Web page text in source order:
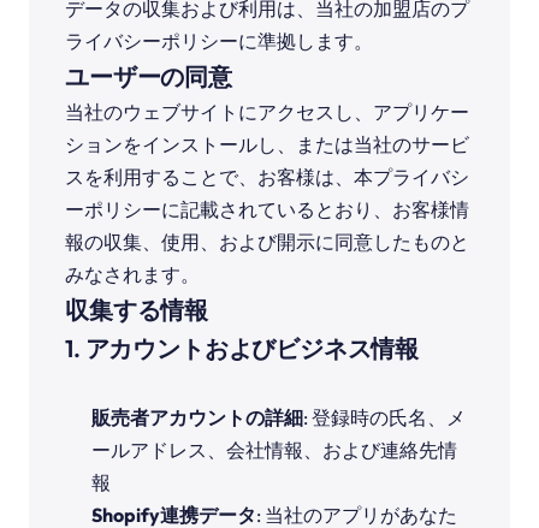
データの収集および利用は、当社の加盟店のプ
ライバシーポリシーに準拠します。
ユーザーの同意
当社のウェブサイトにアクセスし、アプリケー
ションをインストールし、または当社のサービ
スを利用することで、お客様は、本プライバシ
ーポリシーに記載されているとおり、お客様情
報の収集、使用、および開示に同意したものと
みなされます。
収集する情報
1. アカウントおよびビジネス情報
販売者アカウントの詳細: 登録時の氏名、メ
ールアドレス、会社情報、および連絡先情
報
Shopify連携データ: 当社のアプリがあなた